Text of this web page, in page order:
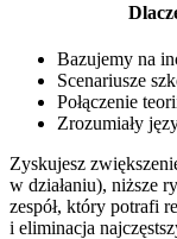
Bazujemy na
Scenariusze
Połączenie
Zrozumiały
Zyskujesz
w działaniu), niższe
zespół, który potrafi
i eliminacja